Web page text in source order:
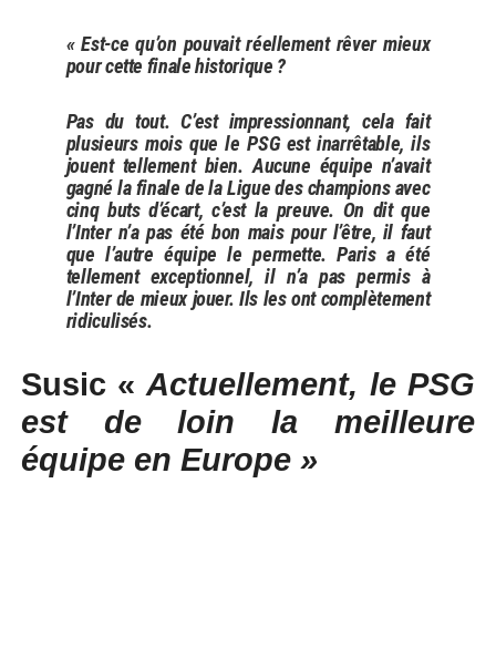
« Est-ce qu’on pouvait réellement rêver mieux
pour cette finale historique ?
Pas du tout. C’est impressionnant, cela fait
plusieurs mois que le PSG est inarrêtable, ils
jouent tellement bien. Aucune équipe n’avait
gagné la finale de la Ligue des champions avec
cinq buts d’écart, c’est la preuve. On dit que
l’Inter n’a pas été bon mais pour l’être, il faut
que l’autre équipe le permette. Paris a été
tellement exceptionnel, il n’a pas permis à
l’Inter de mieux jouer. Ils les ont complètement
ridiculisés.
Susic «Actuellement, le PSG
est de loin la meilleure
équipe en Europe »